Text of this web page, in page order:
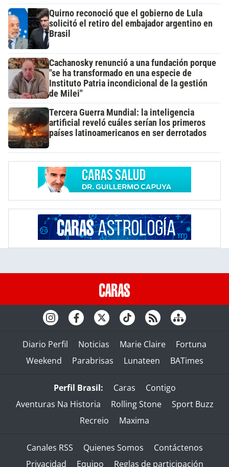
Quirno reconoció que el gobierno de Lula
solicitó el retiro del embajador argentino en
Brasil
Cachanosky renunció a una fundación porque
"se ha transformado en una especie de
Instituto Patria incondicional de la gestión
de Milei"
Tercera Guerra Mundial: la inteligencia
artificial reveló cuáles serían los primeros
países latinoamericanos en ser derrotados
Diario Perfil Noticias Marie Claire
Fortuna
Weekend
Parabrisas Lunateen BATimes
Perfil Brasil: Caras
Contigo
Aventuras Na Historia
Rolling Stone
Sport Buzz
Recreio
Maxima
Canales RSS Quienes Somos
Contáctenos
Privacidad
Equipo Reglas de participación